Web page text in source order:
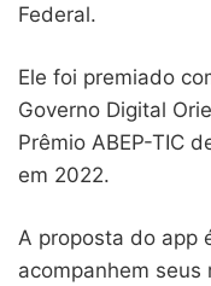
Federal.
Ele foi premiado
Governo Digital
Prêmio ABEP-TIC
em 2022.
A proposta do app
acompanhem